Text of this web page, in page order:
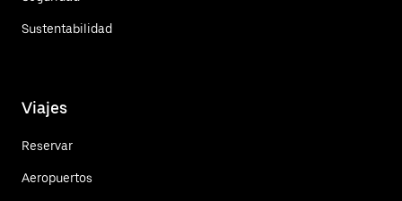
Sustentabilidad
Viajes
Reservar
Aeropuertos